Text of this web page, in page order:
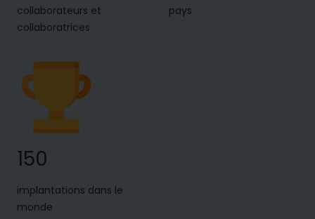
collaborateurs et
collaboratrices
pays
150
implantations dans le
monde